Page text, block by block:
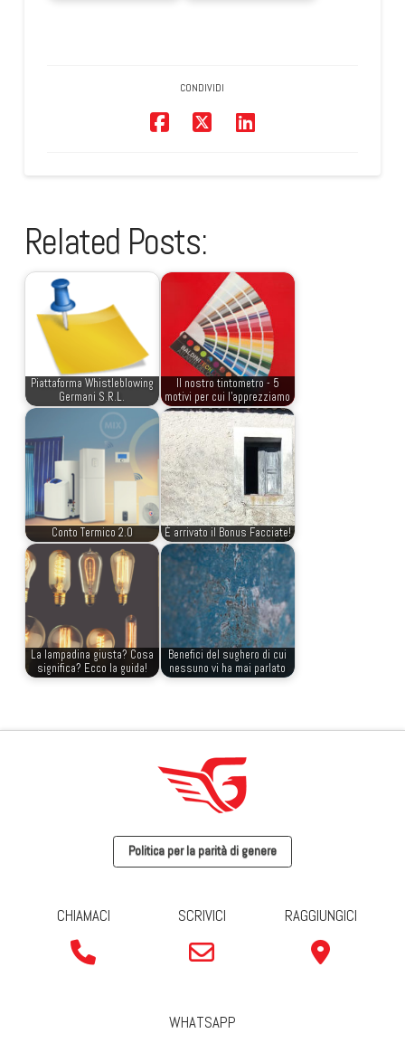
CONDIVIDI
Related Posts:
Piattaforma Whistleblowing
Germani S.R.L.
Il nostro tintometro - 5
motivi per cui l'apprezziamo
Conto Termico 2.0 È arrivato il Bonus Facciate!
La lampadina giusta? Cosa
significa? Ecco la guida!
Benefici del sughero di cui
nessuno vi ha mai parlato
Politica per la parità di genere
CHIAMACI SCRIVICI RAGGIUNGICI
WHATSAPP